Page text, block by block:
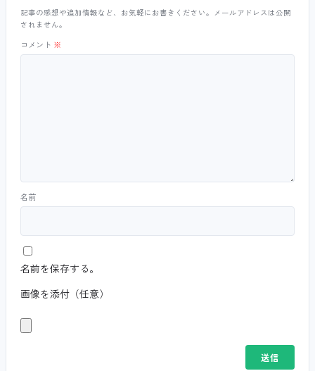
記事の感想や追加情報など、お気軽にお書きください。メールアドレスは公開
されません。
コメント ※
名前
名前を保存する。
画像を添付（任意）